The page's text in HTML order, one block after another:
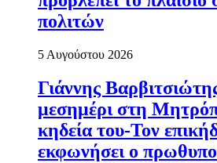
πολιτών
5 Αυγούστου 2026
Γιάννης
μεσημέρι στη
κηδεία του-Τον
εκφωνήσει ο